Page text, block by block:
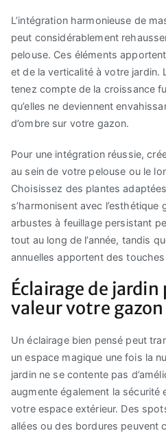
L’intégration harmonieuse de
peut considérablement
pelouse. Ces éléments
et de la verticalité à votre jardin.
tenez compte de la croissance
qu’elles ne deviennent
d’ombre sur votre gazon.
Pour une intégration réussie,
au sein de votre pelouse ou le
Choisissez des plantes
s’harmonisent avec l’esthétique
arbustes à feuillage persistant
tout au long de l’année, tandis
annuelles apportent des
Éclairage de
valeur votre gazon
Un éclairage bien pensé peut
un espace magique une fois la
jardin ne se contente pas
augmente également la sécurité
votre espace extérieur. Des
allées ou des bordures peuvent